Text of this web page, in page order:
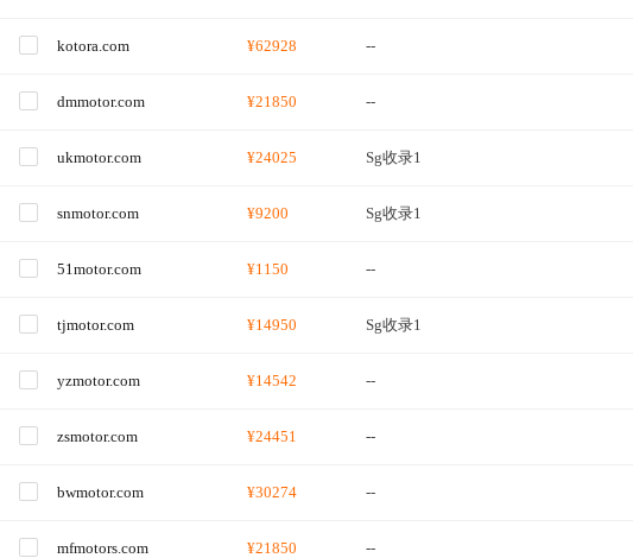
kotora.com ¥62928 --
dmmotor.com ¥21850 --
ukmotor.com ¥24025 Sg收录1
snmotor.com ¥9200 Sg收录1
51motor.com ¥1150 --
tjmotor.com ¥14950 Sg收录1
yzmotor.com ¥14542 --
zsmotor.com ¥24451 --
bwmotor.com ¥30274 --
mfmotors.com ¥21850 --